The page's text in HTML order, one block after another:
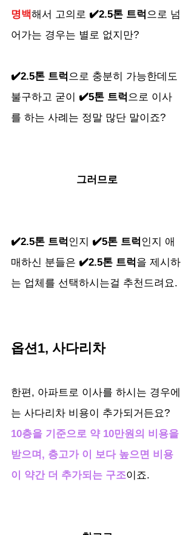
명백해서 고의로 ✔️2.5톤 트럭 으로 넘
어가는 경우는 별로 없지만?
✔️2.5톤 트럭 으로 충분히 가능한데도
불구하고 굳이 ✔️5톤 트럭 으로 이사
를 하는 사례는 정말 많단 말이죠?
그러므로
✔️2.5톤 트럭 인지 ✔️5톤 트럭 인지 애
매하신 분들은 ✔️2.5톤 트럭을 제시하
는 업체를 선택하시는걸 추천드려요.
옵션1, 사다리차
한편, 아파트로 이사를 하시는 경우에
는 사다리차 비용이 추가되거든요?
10층을 기준으로 약 10만원의 비용을
받으며, 층고가 이 보다 높으면 비용
이 약간 더 추가되는 구조이죠.